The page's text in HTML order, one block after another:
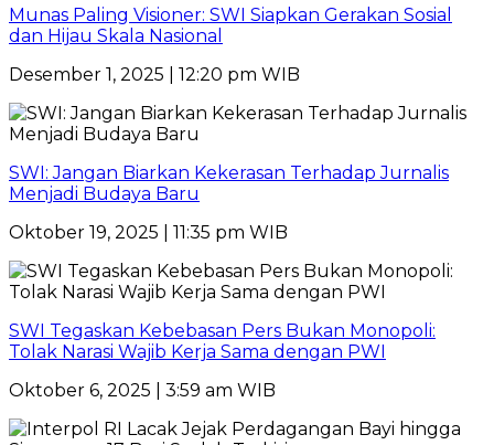
Munas Paling Visioner: SWI Siapkan Gerakan Sosial
dan Hijau Skala Nasional
Desember 1, 2025 | 12:20 pm WIB
SWI: Jangan Biarkan Kekerasan Terhadap Jurnalis
Menjadi Budaya Baru
Oktober 19, 2025 | 11:35 pm WIB
SWI Tegaskan Kebebasan Pers Bukan Monopoli:
Tolak Narasi Wajib Kerja Sama dengan PWI
Oktober 6, 2025 | 3:59 am WIB